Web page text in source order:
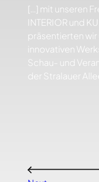
[…] mit unseren
INTERIOR und
präsentierten wir
innovativen
Schau- und
der Stralauer
←